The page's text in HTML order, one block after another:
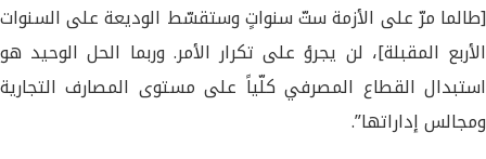
[طالما مرّ على الأزمة ستّ سنواتٍ وستقسّط الوديعة على السنوات
الأربع المقبلة]، لن يجرؤ على تكرار الأمر. وربما الحل الوحيد هو
استبدال القطاع المصرفي كلّياً على مستوى المصارف التجارية
ومجالس إداراتها”.